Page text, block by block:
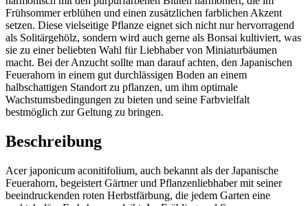
Frühsommer erblühen und einen zusätzlichen farblichen Akzent
setzen. Diese vielseitige Pflanze eignet sich nicht nur hervorragend
als Solitärgehölz, sondern wird auch gerne als Bonsai kultiviert, was
sie zu einer beliebten Wahl für Liebhaber von Miniaturbäumen
macht. Bei der Anzucht sollte man darauf achten, den Japanischen
Feuerahorn in einem gut durchlässigen Boden an einem
halbschattigen Standort zu pflanzen, um ihm optimale
Wachstumsbedingungen zu bieten und seine Farbvielfalt
bestmöglich zur Geltung zu bringen.
Beschreibung
Acer japonicum aconitifolium, auch bekannt als der Japanische
Feuerahorn, begeistert Gärtner und Pflanzenliebhaber mit seiner
beeindruckenden roten Herbstfärbung, die jedem Garten eine